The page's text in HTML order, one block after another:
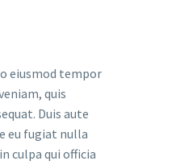
eiusmod tempor
quis
Duis aute
eu fugiat nulla
culpa qui officia